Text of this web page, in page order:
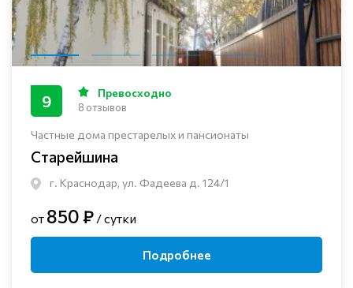
Частные дома престарелых и пансионаты
Старейшина
г. Краснодар, ул. Фадеева д. 124/1
9 Превосходно
8 отзывов
от 850 ₽ / сутки
Подробнее